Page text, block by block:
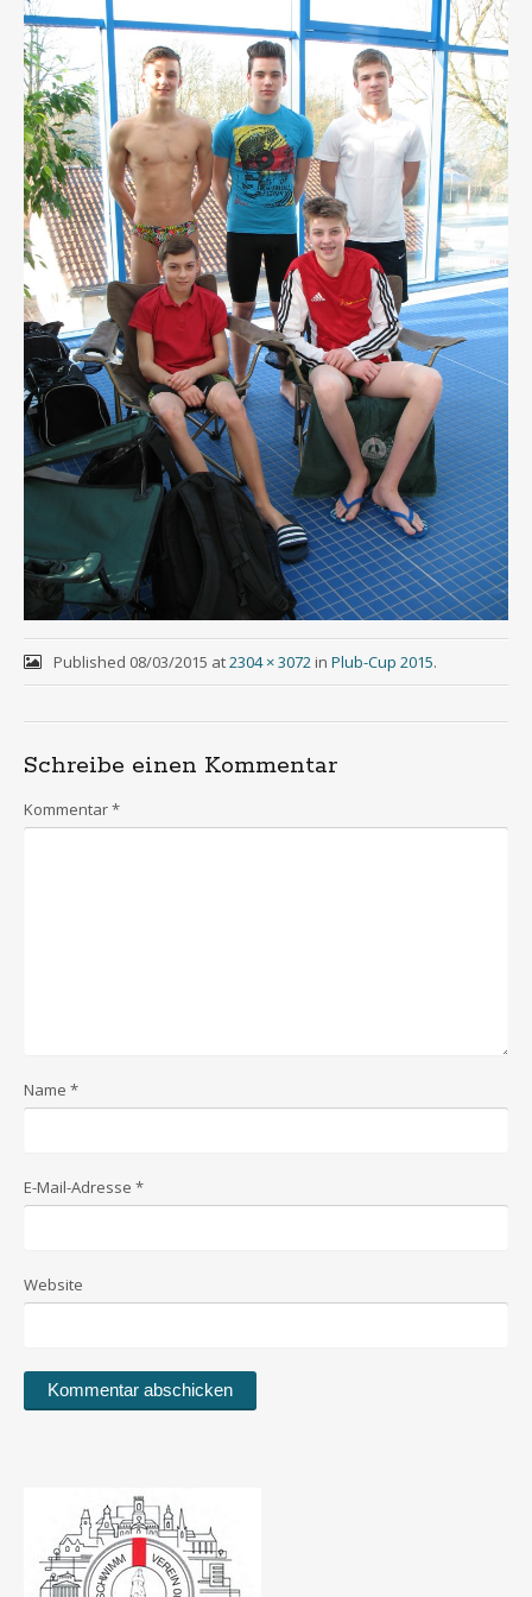
Published 08/03/2015 at2304 × 3072in Plub-Cup 2015.
Schreibe einen Kommentar
Kommentar*
Name *
E-Mail-Adresse *
Website